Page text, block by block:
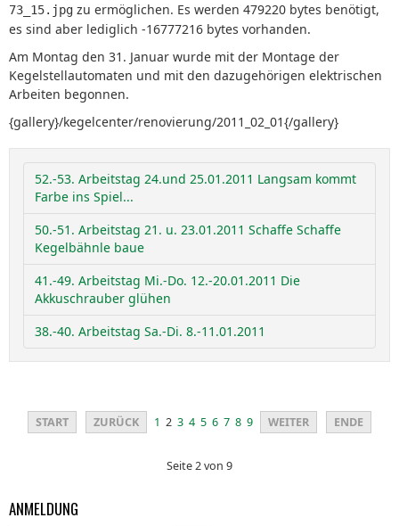
73_15.jpg zu ermöglichen. Es werden 479220 bytes benötigt,
es sind aber lediglich -16777216 bytes vorhanden.
Am Montag den 31. Januar wurde mit der Montage der
Kegelstellautomaten und mit den dazugehörigen elektrischen
Arbeiten begonnen.
{gallery}/kegelcenter/renovierung/2011_02_01{/gallery}
52.-53. Arbeitstag 24.und 25.01.2011 Langsam kommt
Farbe ins Spiel...
50.-51. Arbeitstag 21. u. 23.01.2011 Schaffe Schaffe
Kegelbähnle baue
41.-49. Arbeitstag Mi.-Do. 12.-20.01.2011 Die
Akkuschrauber glühen
38.-40. Arbeitstag Sa.-Di. 8.-11.01.2011
START ZURÜCK 1 2 3 4 5 6 7 8 9 WEITER ENDE
Seite 2 von 9
ANMELDUNG